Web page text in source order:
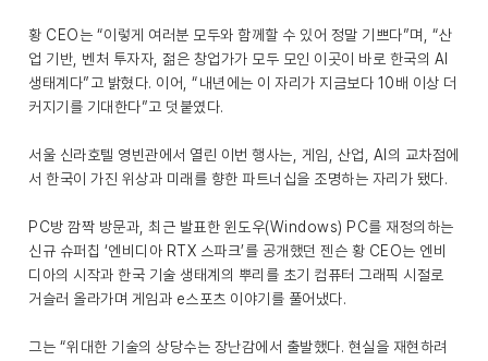
황 CEO는 “이렇게 여러분 모두와 함께할 수 있어 정말 기쁘다”며, “산
업 기반, 벤처 투자자, 젊은 창업가가 모두 모인 이곳이 바로 한국의 AI
생태계다”고 밝혔다. 이어, “내년에는 이 자리가 지금보다 10배 이상 더
커지기를 기대한다”고 덧붙였다.
서울 신라호텔 영빈관에서 열린 이번 행사는, 게임, 산업, AI의 교차점에
서 한국이 가진 위상과 미래를 향한 파트너십을 조명하는 자리가 됐다.
PC방 깜짝 방문과, 최근 발표한 윈도우(Windows) PC를 재정의하는
신규 슈퍼칩 ‘엔비디아 RTX 스파크’를 공개했던 젠슨 황 CEO는 엔비
디아의 시작과 한국 기술 생태계의 뿌리를 초기 컴퓨터 그래픽 시절로
거슬러 올라가며 게임과 e스포츠 이야기를 풀어냈다.
그는 “위대한 기술의 상당수는 장난감에서 출발했다. 현실을 재현하려